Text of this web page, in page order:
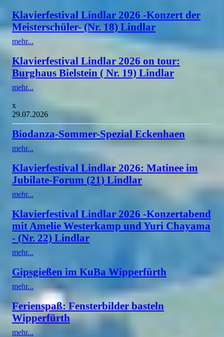
Klavierfestival Lindlar 2026 -Konzert der
Meisterschüler- (Nr. 18) Lindlar
mehr...
Klavierfestival Lindlar 2026 on tour:
Burghaus Bielstein ( Nr. 19) Lindlar
mehr...
x
29.07.2026
Biodanza-Sommer-Spezial Eckenhaen
mehr...
Klavierfestival Lindlar 2026: Matinee im
Jubilate-Forum (21) Lindlar
mehr...
Klavierfestival Lindlar 2026 -Konzertabend
mit Amelie Westerkamp und Yuri Chayama
- (Nr. 22) Lindlar
mehr...
Gipsgießen im KuBa Wipperfürth
mehr...
Ferienspaß: Fensterbilder basteln
Wipperfürth
mehr...